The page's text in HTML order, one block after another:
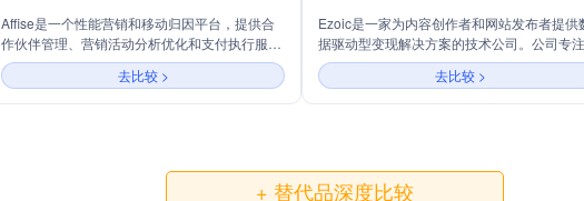
Affise是一个性能营销和移动归因平台，提供合
作伙伴管理、营销活动分析优化和支付执行服
务，旨在最大化营销投资回报率并推动可衡量的
增长。
去比较 >
Ezoic是一家为内容创作者和网站发布者提供
据驱动型变现解决方案的技术公司。公司专
利用直接受众数据、自动化收入优化，并接
特的品牌广告活动，以提升网站的广告收入
户体验。Ezoic通过连接用户列表、注册用户
去比较 >
+ 替代品深度比较